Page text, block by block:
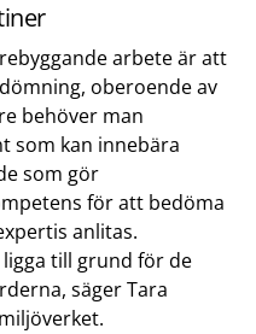
arbete är att
oberoende av
behöver man
som kan innebära
som gör
för att bedöma
anlitas.
till grund för de
säger Tara